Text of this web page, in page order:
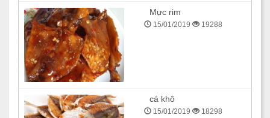
Mực rim
15/01/2019 19288
cá khô
15/01/2019 18298